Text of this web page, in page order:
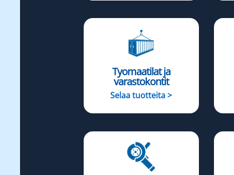
Tyomaatilat ja
varastokontit
Selaa tuotteita >